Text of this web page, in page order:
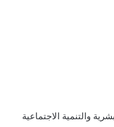
والتنمية الاجتماعية